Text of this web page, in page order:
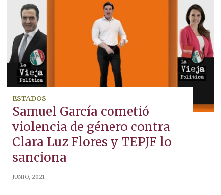
ESTADOS
Samuel García cometió
violencia de género contra
Clara Luz Flores y TEPJF lo
sanciona
JUNIO, 2021